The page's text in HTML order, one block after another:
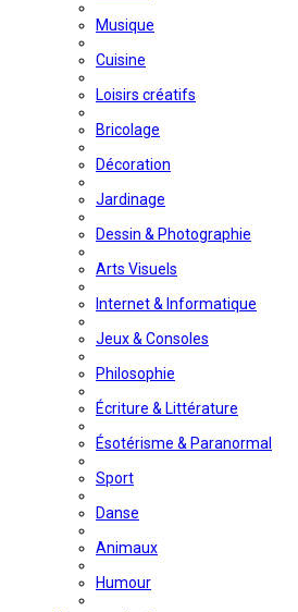
Musique
Cuisine
Loisirs créatifs
Bricolage
Décoration
Jardinage
Dessin & Photographie
Arts Visuels
Internet & Informatique
Jeux & Consoles
Philosophie
Écriture & Littérature
Ésotérisme & Paranormal
Sport
Danse
Animaux
Humour